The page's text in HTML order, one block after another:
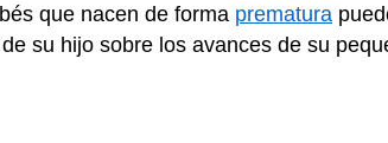
que nacen de forma prematura
su hijo sobre los avances de su